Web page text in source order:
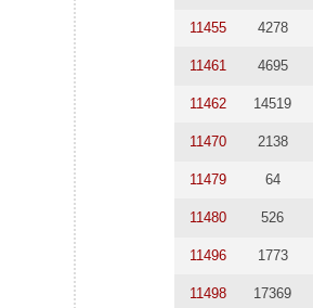
11455 4278
11461 4695
11462 14519
11470 2138
11479 64
11480 526
11496 1773
11498 17369